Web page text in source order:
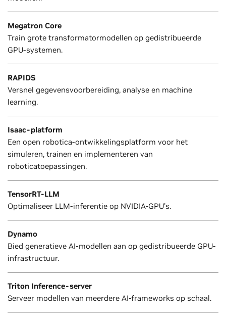
Megatron Core
Train grote transformatormodellen op gedistribueerde
GPU-systemen.
RAPIDS
Versnel gegevensvoorbereiding, analyse en machine
learning.
Isaac-platform
Een open robotica-ontwikkelingsplatform voor het
simuleren, trainen en implementeren van
roboticatoepassingen.
TensorRT-LLM
Optimaliseer LLM-inferentie op NVIDIA-GPU's.
Dynamo
Bied generatieve AI-modellen aan op gedistribueerde GPU-
infrastructuur.
Triton Inference-server
Serveer modellen van meerdere AI-frameworks op schaal.